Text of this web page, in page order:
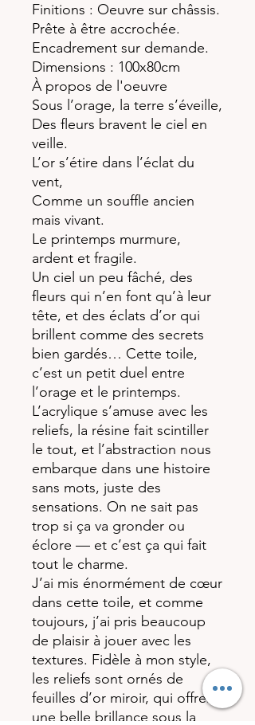
Finitions : Oeuvre sur châssis.
Prête à être accrochée.
Encadrement sur demande.
Dimensions : 100x80cm
À propos de l'oeuvre
Sous l’orage, la terre s’éveille,
Des fleurs bravent le ciel en
veille.
L’or s’étire dans l’éclat du
vent,
Comme un souffle ancien
mais vivant.
Le printemps murmure,
ardent et fragile.
Un ciel un peu fâché, des
fleurs qui n’en font qu’à leur
tête, et des éclats d’or qui
brillent comme des secrets
bien gardés… Cette toile,
c’est un petit duel entre
l’orage et le printemps.
L’acrylique s’amuse avec les
reliefs, la résine fait scintiller
le tout, et l’abstraction nous
embarque dans une histoire
sans mots, juste des
sensations. On ne sait pas
trop si ça va gronder ou
éclore — et c’est ça qui fait
tout le charme.
J’ai mis énormément de cœur
dans cette toile, et comme
toujours, j’ai pris beaucoup
de plaisir à jouer avec les
textures. Fidèle à mon style,
les reliefs sont ornés de
feuilles d’or miroir, qui offrent
une belle brillance sous la